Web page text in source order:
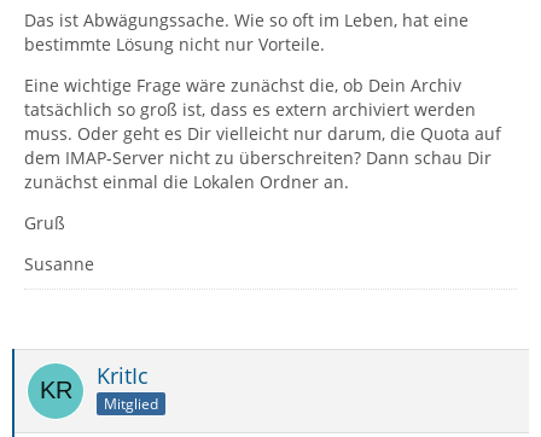
Das ist Abwägungssache. Wie so oft im Leben, hat eine
bestimmte Lösung nicht nur Vorteile.
Eine wichtige Frage wäre zunächst die, ob Dein Archiv
tatsächlich so groß ist, dass es extern archiviert werden
muss. Oder geht es Dir vielleicht nur darum, die Quota auf
dem IMAP-Server nicht zu überschreiten? Dann schau Dir
zunächst einmal die Lokalen Ordner an.
Gruß
Susanne
KritIc
Mitglied